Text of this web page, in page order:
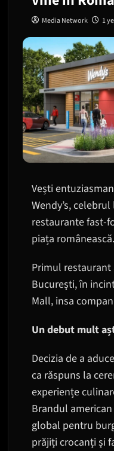
Media Network 1
Vești
Wendy’s,
restaurante fast-
piața românească.
Primul restaurant
București, în
Mall, insa
Un debut mult
Decizia de a
ca răspuns la
experiențe
Brandul
global pentru
prăjiți crocanți și